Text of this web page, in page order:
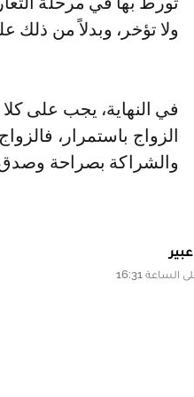
ولا تؤخر، وبدلاً من ذلك
في النهاية، يجب على
الزواج باستمرار،
والشراكة بصراحة وصدق
عبير